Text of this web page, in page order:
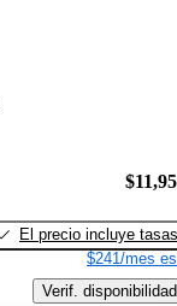
El precio incluye tasas
$241/mes
Verif. disponibilidad